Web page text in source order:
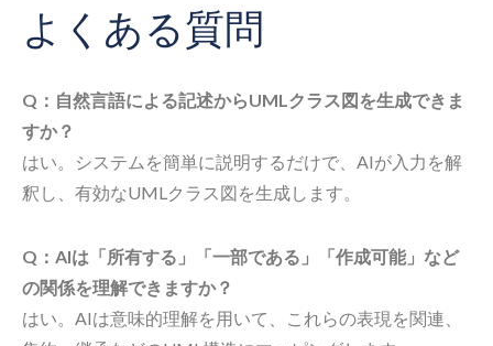
よくある質問
Q：自然言語による記述からUMLクラス図を生成できま
すか？
はい。システムを簡単に説明するだけで、AIが入力を解
釈し、有効なUMLクラス図を生成します。
Q：AIは「所有する」「一部である」「作成可能」など
の関係を理解できますか？
はい。AIは意味的理解を用いて、これらの表現を関連、